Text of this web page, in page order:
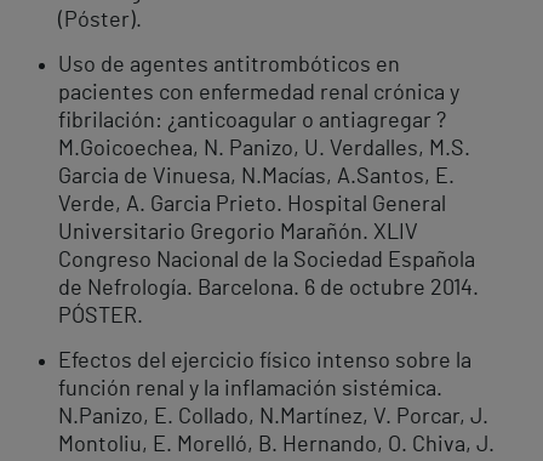
(Póster).
Uso de agentes antitrombóticos en
pacientes con enfermedad renal crónica y
fibrilación: ¿anticoagular o antiagregar ?
M.Goicoechea, N. Panizo, U. Verdalles, M.S.
Garcia de Vinuesa, N.Macías, A.Santos, E.
Verde, A. Garcia Prieto. Hospital General
Universitario Gregorio Marañón. XLIV
Congreso Nacional de la Sociedad Española
de Nefrología. Barcelona. 6 de octubre 2014.
PÓSTER.
Efectos del ejercicio físico intenso sobre la
función renal y la inflamación sistémica.
N.Panizo, E. Collado, N.Martínez, V. Porcar, J.
Montoliu, E. Morelló, B. Hernando, O. Chiva, J.